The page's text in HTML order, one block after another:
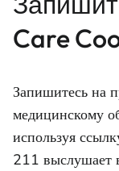
Care
Запишитесь на
медицинскому
используя
211 выслушает